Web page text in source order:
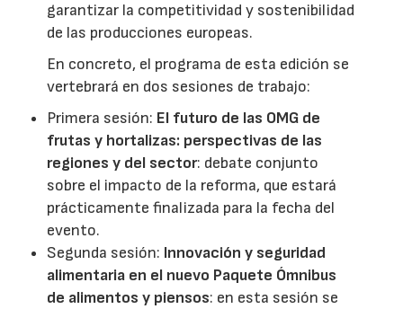
garantizar la competitividad y sostenibilidad
de las producciones europeas.
En concreto, el programa de esta edición se
vertebrará en dos sesiones de trabajo:
Primera sesión: El futuro de las OMG de
frutas y hortalizas: perspectivas de las
regiones y del sector: debate conjunto
sobre el impacto de la reforma, que estará
prácticamente finalizada para la fecha del
evento.
Segunda sesión: Innovación y seguridad
alimentaria en el nuevo Paquete Ómnibus
de alimentos y piensos: en esta sesión se